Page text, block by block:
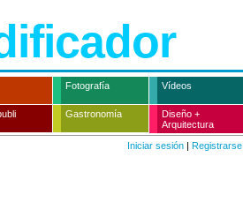
Fotografía Vídeos
Gastronomía
Diseño +
Arquitectura
Iniciar sesión | Registrarse